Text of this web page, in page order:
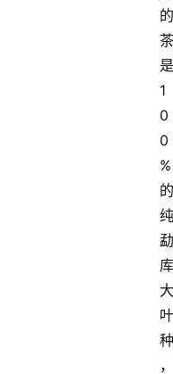
的
茶
是
1
0
0
%
的
纯
勐
库
大
叶
种
，